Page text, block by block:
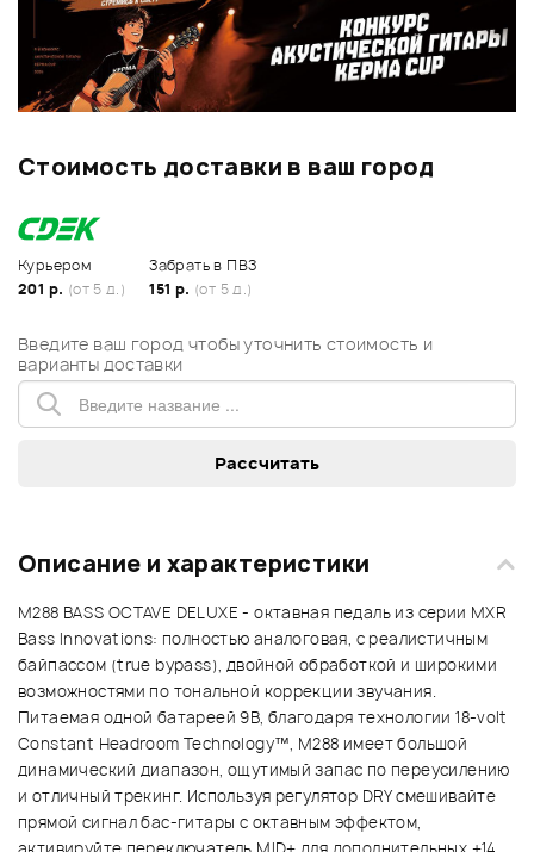
Стоимость доставки в ваш город
Курьером
201 р. (от 5 д.)
Забрать в ПВЗ
151 р. (от 5 д.)
Введите ваш город чтобы уточнить стоимость и
варианты доставки
Описание и характеристики
M288 BASS OCTAVE DELUXE - октавная педаль из серии MXR
Bass Innovations: полностью аналоговая, с реалистичным
байпассом (true bypass), двойной обработкой и широкими
возможностями по тональной коррекции звучания.
Питаемая одной батареей 9В, благодаря технологии 18-volt
Constant Headroom Technology™, M288 имеет большой
динамический диапазон, ощутимый запас по переусилению
и отличный трекинг. Используя регулятор DRY cмешивайте
прямой сигнал бас-гитары с октавным эффектом,